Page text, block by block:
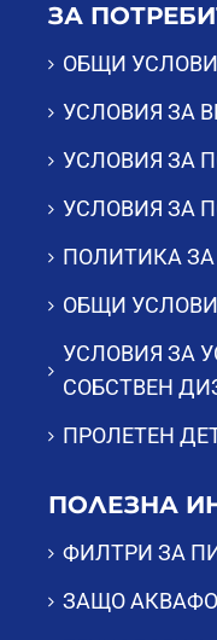
ЗА
ОБЩИ
УСЛОВИЯ ЗА
УСЛОВИЯ ЗА
УСЛОВИЯ ЗА
ПОЛИТИКА
ОБЩИ
УСЛОВИЯ ЗА
СОБСТВЕН
ПРОЛЕТЕН
ПОЛЕЗНА
ФИЛТРИ ЗА
ЗАЩО